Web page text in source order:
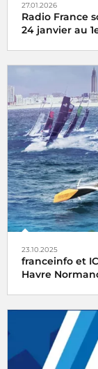
27.01.2026
Radio France
24 janvier au
« Sport Féminin
dimanche 1er
l'ARCOM
23.10.2025
franceinfo et
Havre
Franceinfo et
Le Havre
dimanche 26